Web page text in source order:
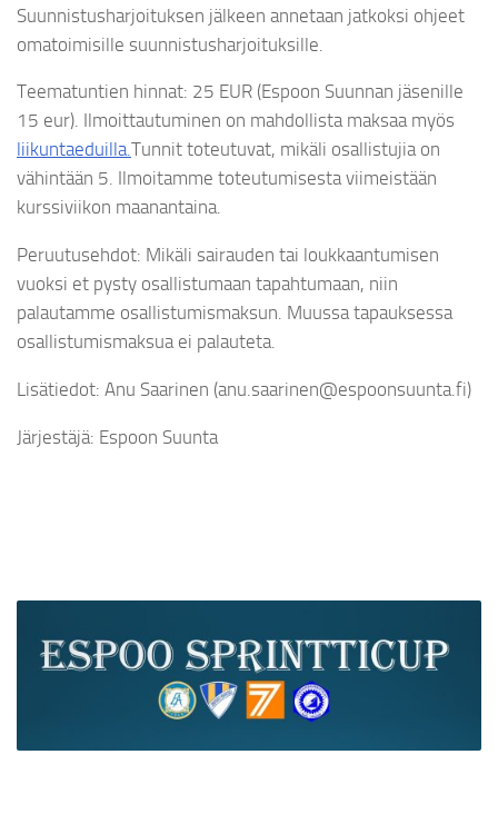
Suunnistusharjoituksen jälkeen annetaan jatkoksi ohjeet
omatoimisille suunnistusharjoituksille.
Teematuntien hinnat: 25 EUR (Espoon Suunnan jäsenille
15 eur). Ilmoittautuminen on mahdollista maksaa myös
liikuntaeduilla.Tunnit toteutuvat, mikäli osallistujia on
vähintään 5. Ilmoitamme toteutumisesta viimeistään
kurssiviikon maanantaina.
Peruutusehdot: Mikäli sairauden tai loukkaantumisen
vuoksi et pysty osallistumaan tapahtumaan, niin
palautamme osallistumismaksun. Muussa tapauksessa
osallistumismaksua ei palauteta.
Lisätiedot: Anu Saarinen (anu.saarinen@espoonsuunta.fi)
Järjestäjä: Espoon Suunta